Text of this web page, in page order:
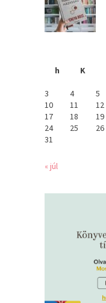
h
K
3
4 5
10
11 12
17
18 19
24
25 26
31
« júl